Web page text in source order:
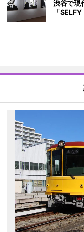
渋谷で現
「